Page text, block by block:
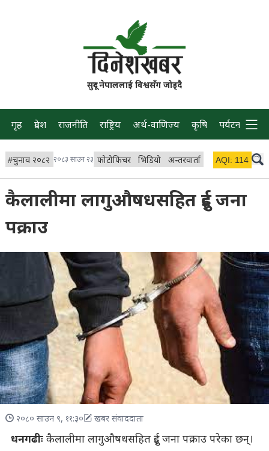
सुदूर नेपाललाई विश्वसँग जोड्दै
गृह प्रदेश राजनीति राष्ट्रिय अर्थ-वाणिज्य कृषि पर्यटन प्रवास
#चुनाव २०८२ २०८३ साउन २३ फोटोफिचर भिडियो अन्तरवार्ता विचार/ब्लग
AQI: 114
कैलालीमा लागुऔषधसहित दुई जना
पक्राउ
२०८० साउन ९, ११:३० खबर संवाददाता
धनगढीः कैलालीमा लागुऔषधसहित दुई जना पक्राउ परेका छन्।